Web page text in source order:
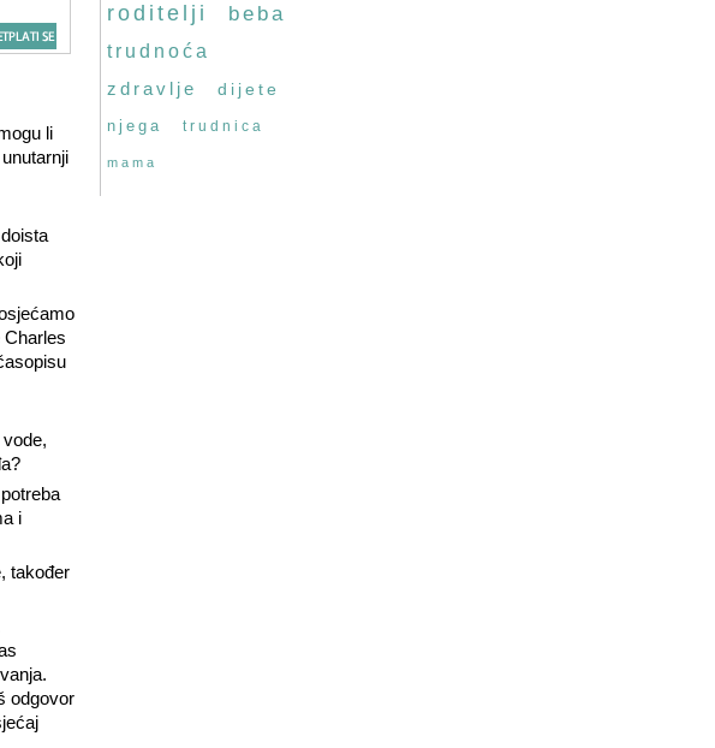
li
Charles
i
također
odgovor
roditelji beba
trudnoća
zdravlje
dijete
njega trudnica
mama